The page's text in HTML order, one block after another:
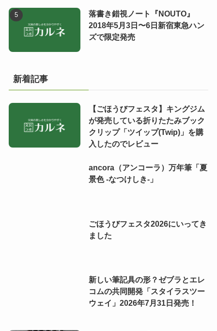
落書き錯視ノート『NOUTO』
2018年5月3日〜6日新宿東急ハン
ズで限定発売
新着記事
【ごほうびフェスタ】キングジム
が発売している折りたたみブック
クリップ「ツイップ(Twip)」を購
入したのでレビュー
ancora（アンコーラ）万年筆「夏
景色 -なつけしき-」
ごほうびフェスタ2026にいってき
ました
新しい筆記具の形？ゼブラとエレ
コムの共同開発「スタイラスツー
ウェイ」2026年7月31日発売！